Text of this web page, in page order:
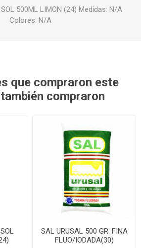
SOL 500ML LIMON (24) Medidas: N/A
Colores: N/A
que compraron este
compraron
SAL URUSAL 500 GR. FINA
FLUO/IODADA(30)